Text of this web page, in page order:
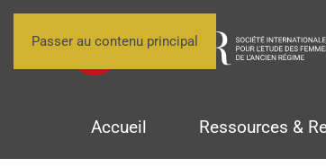
Passer au contenu principal
Accueil Ressources &